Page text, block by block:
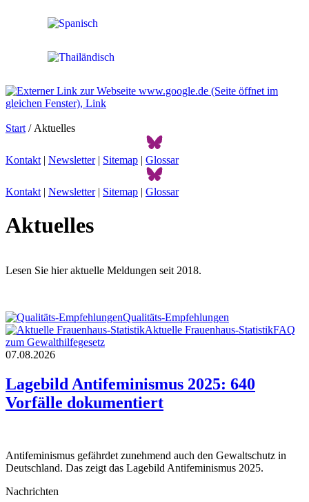
Start / Aktuelles
Kontakt | Newsletter| Sitemap | Glossar
Kontakt | Newsletter| Sitemap | Glossar
Aktuelles
Lesen Sie hier aktuelle Meldungen seit 2018.
Qualitäts-Empfehlungen
Aktuelle Frauenhaus-StatistikFAQ
zum Gewalthilfegesetz
07.08.2026
Lagebild Antifeminismus 2025: 640
Vorfälle dokumentiert
Antifeminismus gefährdet zunehmend auch den Gewaltschutz in
Deutschland. Das zeigt das Lagebild Antifeminismus 2025.
Nachrichten